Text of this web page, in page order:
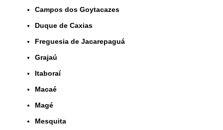
Campos dos Goytacazes
Duque de Caxias
Freguesia de Jacarepaguá
Grajaú
Itaboraí
Macaé
Magé
Mesquita